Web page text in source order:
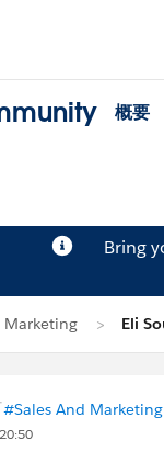
概要
Bring
Marketing Eli
#Sales And Marketing